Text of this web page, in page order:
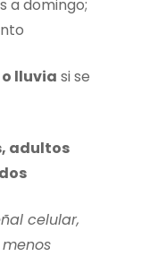
a domingo;
lluvia si se
adultos
celular,